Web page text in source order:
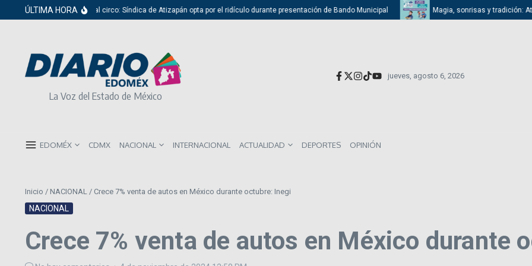
Saltar al contenido
ÚLTIMA HORA
Del cabildo al circo: Síndica de Atizapán opta por el ridículo durante presentación de Bando Municipal Magia, sonrisas y tradición:
La Voz del Estado de México
jueves, agosto 6, 2026
EDOMÉX CDMX NACIONAL INTERNACIONAL ACTUALIDAD DEPORTES OPINIÓN
Inicio / NACIONAL / Crece 7% venta de autos en México durante octubre: Inegi
NACIONAL
Crece 7% venta de autos en México durante